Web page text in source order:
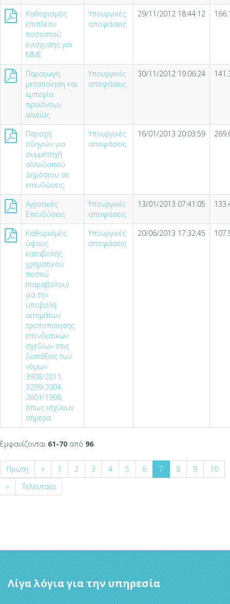
Καθορισμός
επιπλέον
ποσοστού
ενίσχυσης για
ΜΜΕ
Υπουργικές
αποφάσεις
29/11/2012 18:44:12
Παραγωγή,
μεταποίηση και
εμπορία
προϊόντων
αλιείας
Υπουργικές
αποφάσεις
30/11/2012 19:06:24
Παροχή
οδηγιών για
συμμετοχή
αλλοδαπού
Δημόσιου σε
επενδύσεις
Υπουργικές
αποφάσεις
16/01/2013 20:03:59
Αγροτικές
Επενδύσεις
Υπουργικές
αποφάσεις
13/01/2013 07:41:05
Καθορισμός
ύψους
καταβολής
χρηματικού
ποσού
(παραβόλου)
για την
υποβολή
αιτημάτων
τροποποίησης
επενδυτικών
σχεδίων στις
διατάξεις των
νόμων
3908/2011,
3299/2004,
2601/1998,
όπως ισχύουν
σήμερα
Υπουργικές
αποφάσεις
20/06/2013 17:32:45
Εμφανίζονται 61-70 από 96.
Πρώτη « 1 2 3 4 5 6 7 8 9
10
»
Τελευταία
Λίγα λόγια για την υπηρεσία